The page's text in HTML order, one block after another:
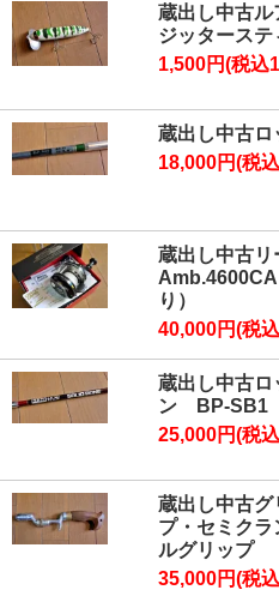
蔵出し中古
ジッターステ
1,500円(税込
蔵出し中古
18,000円(税
蔵出し中古リ
り）
40,000円(税
蔵出し中古ロ
ン BP-SB1
25,000円(税
蔵出し中古
プ・セミク
ルグリップ
35,000円(税